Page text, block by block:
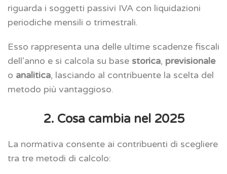
riguarda i soggetti passivi IVA con liquidazioni
periodiche mensili o trimestrali.
Esso rappresenta una delle ultime scadenze fiscali
dell’anno e si calcola su base storica, previsionale
o analitica, lasciando al contribuente la scelta del
metodo più vantaggioso.
2. Cosa cambia nel 2025
La normativa consente ai contribuenti di scegliere
tra tre metodi di calcolo: